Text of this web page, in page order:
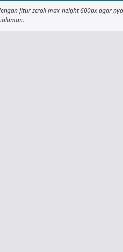
fitur scroll max-height 600px agar